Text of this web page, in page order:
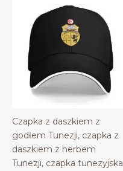
Czapka z daszkiem z
godłem Tunezji, czapka z
daszkiem z herbem
Tunezji, czapka tunezyjska